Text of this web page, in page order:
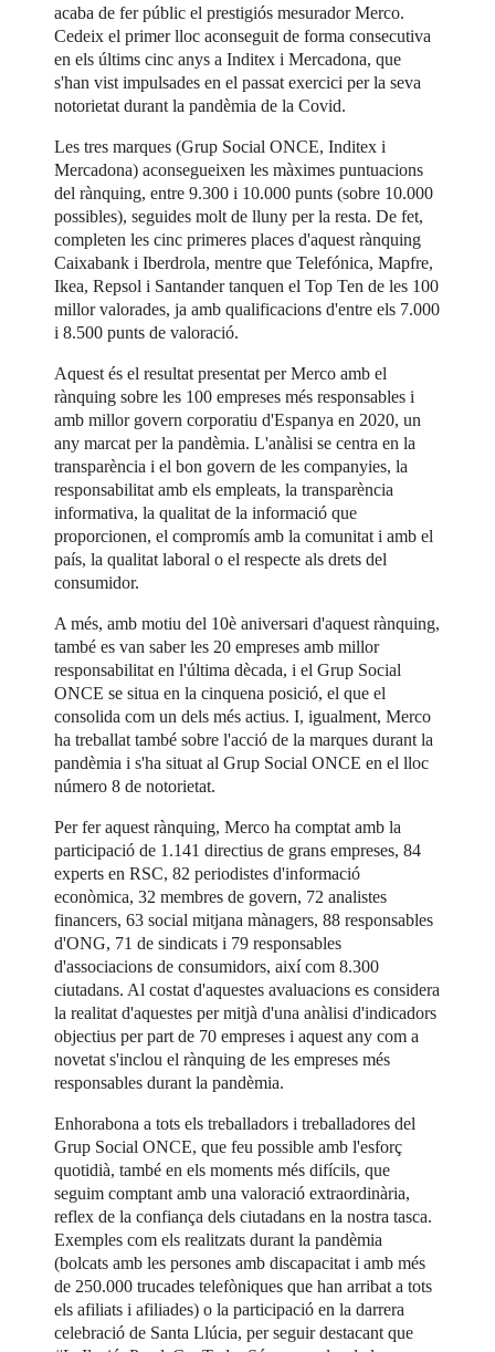
acaba de fer públic el prestigiós mesurador Merco.
Cedeix el primer lloc aconseguit de forma consecutiva
en els últims cinc anys a Inditex i Mercadona, que
s'han vist impulsades en el passat exercici per la seva
notorietat durant la pandèmia de la Covid.
Les tres marques (Grup Social ONCE, Inditex i
Mercadona) aconsegueixen les màximes puntuacions
del rànquing, entre 9.300 i 10.000 punts (sobre 10.000
possibles), seguides molt de lluny per la resta. De fet,
completen les cinc primeres places d'aquest rànquing
Caixabank i Iberdrola, mentre que Telefónica, Mapfre,
Ikea, Repsol i Santander tanquen el Top Ten de les 100
millor valorades, ja amb qualificacions d'entre els 7.000
i 8.500 punts de valoració.
Aquest és el resultat presentat per Merco amb el
rànquing sobre les 100 empreses més responsables i
amb millor govern corporatiu d'Espanya en 2020, un
any marcat per la pandèmia. L'anàlisi se centra en la
transparència i el bon govern de les companyies, la
responsabilitat amb els empleats, la transparència
informativa, la qualitat de la informació que
proporcionen, el compromís amb la comunitat i amb el
país, la qualitat laboral o el respecte als drets del
consumidor.
A més, amb motiu del 10è aniversari d'aquest rànquing,
també es van saber les 20 empreses amb millor
responsabilitat en l'última dècada, i el Grup Social
ONCE se situa en la cinquena posició, el que el
consolida com un dels més actius. I, igualment, Merco
ha treballat també sobre l'acció de la marques durant la
pandèmia i s'ha situat al Grup Social ONCE en el lloc
número 8 de notorietat.
Per fer aquest rànquing, Merco ha comptat amb la
participació de 1.141 directius de grans empreses, 84
experts en RSC, 82 periodistes d'informació
econòmica, 32 membres de govern, 72 analistes
financers, 63 social mitjana mànagers, 88 responsables
d'ONG, 71 de sindicats i 79 responsables
d'associacions de consumidors, així com 8.300
ciutadans. Al costat d'aquestes avaluacions es considera
la realitat d'aquestes per mitjà d'una anàlisi d'indicadors
objectius per part de 70 empreses i aquest any com a
novetat s'inclou el rànquing de les empreses més
responsables durant la pandèmia.
Enhorabona a tots els treballadors i treballadores del
Grup Social ONCE, que feu possible amb l'esforç
quotidià, també en els moments més difícils, que
seguim comptant amb una valoració extraordinària,
reflex de la confiança dels ciutadans en la nostra tasca.
Exemples com els realitzats durant la pandèmia
(bolcats amb les persones amb discapacitat i amb més
de 250.000 trucades telefòniques que han arribat a tots
els afiliats i afiliades) o la participació en la darrera
celebració de Santa Llúcia, per seguir destacant que